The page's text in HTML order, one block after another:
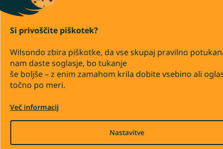
Si privoščite piškotek?
Wilsondo zbira piškotke, da vse skupaj pravilno
nam daste soglasje, bo tukanje
še boljše – z enim zamahom krila dobite vsebino ali
točno po meri.
Več informacij
Nastavitve